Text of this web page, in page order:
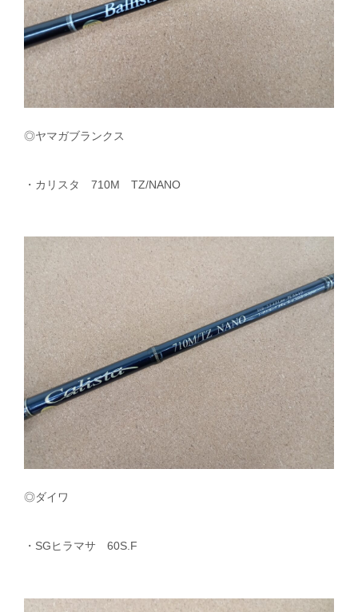
◎ヤマガブランクス
・カリスタ 710M TZ/NANO
◎ダイワ
・SGヒラマサ 60S.F